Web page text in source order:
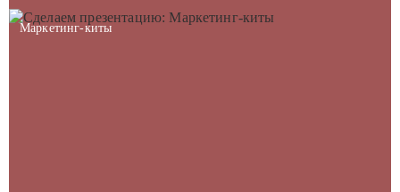
Маркетинг-киты